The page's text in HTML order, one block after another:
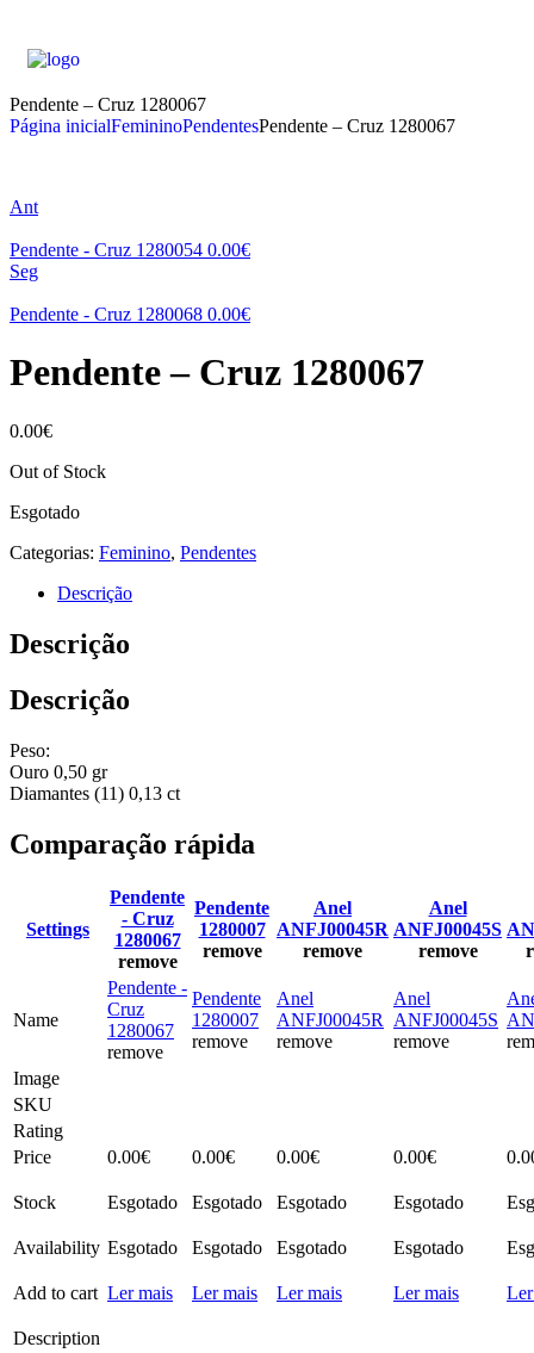
Pendente – Cruz 1280067
Página inicialFemininoPendentesPendente – Cruz 1280067
Ant
Pendente - Cruz 1280054 0.00€
Seg
Pendente - Cruz 1280068 0.00€
Pendente – Cruz 1280067
0.00€
Out of Stock
Esgotado
Categorias: Feminino, Pendentes
Descrição
Descrição
Descrição
Peso:
Ouro 0,50 gr
Diamantes (11) 0,13 ct
Comparação rápida
Settings
Pendente
- Cruz
1280067
remove
Pendente
1280007
remove
Anel
ANFJ00045R
remove
Anel
ANFJ00045S
remove
Name
Pendente -
Cruz
1280067
remove
Pendente
1280007
remove
Anel
ANFJ00045R
remove
Anel
ANFJ00045S
remove
Image
SKU
Rating
Price
0.00€ 0.00€ 0.00€ 0.00€
Stock Esgotado Esgotado Esgotado Esgotado
Availability Esgotado Esgotado Esgotado Esgotado
Add to cart Ler mais Ler mais Ler mais Ler mais
Description